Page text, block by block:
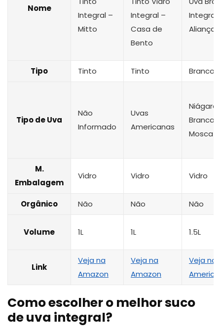
Nome
Integral –
Mitto
Integral –
Casa de
Bento
Integral
Aliança
Tipo Tinto Tinto Branco
Tipo de Uva
Não
Informado
Uvas
Americanas
Niágara
Branca e
Moscato
M.
Embalagem
Vidro Vidro Vidro
Orgânico Não Não Não
Volume 1L 1L 1.5L
Link
Veja na
Amazon
Veja na
Amazon
Veja na
Como escolher o melhor suco
de uva integral?